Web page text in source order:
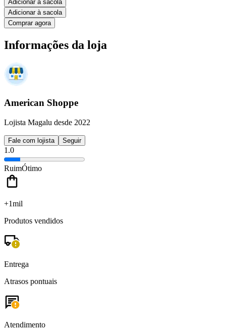
Adicionar à sacola
Adicionar à sacola
Comprar agora
Informações da loja
American Shoppe
Lojista Magalu desde 2022
Fale com lojista Seguir
1.0
RuimÓtimo
+1mil
Produtos vendidos
Entrega
Atrasos pontuais
Atendimento